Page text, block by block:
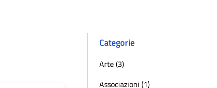
Categorie
Arte (3)
Associazioni (1)